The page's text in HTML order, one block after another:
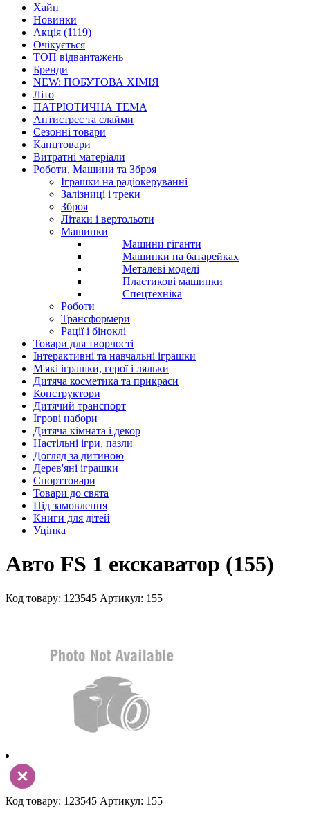
Хайп
Новинки
Акція (1119)
Очікується
ТОП відвантажень
Бренди
NEW: ПОБУТОВА ХІМІЯ
Літо
ПАТРІОТИЧНА ТЕМА
Антистрес та слайми
Сезонні товари
Канцтовари
Витратні матеріали
Роботи, Машини та Зброя
Іграшки на радіокеруванні
Залізниці і треки
Зброя
Літаки і вертольоти
Машинки
Машини гіганти
Машинки на батарейках
Металеві моделі
Пластикові машинки
Спецтехніка
Роботи
Трансформери
Рації і біноклі
Товари для творчості
Інтерактивні та навчальні іграшки
М'які іграшки, герої і ляльки
Дитяча косметика та прикраси
Конструктори
Дитячий транспорт
Ігрові набори
Дитяча кімната і декор
Настільні ігри, пазли
Догляд за дитиною
Дерев'яні іграшки
Спорттовари
Товари до свята
Під замовлення
Книги для дітей
Уцінка
Авто FS 1 екскаватор (155)
Код товару: 123545 Артикул: 155
Код товару: 123545 Артикул: 155